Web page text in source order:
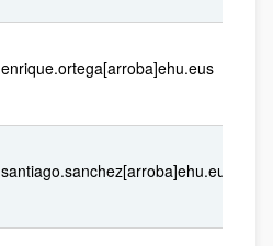
enrique.ortega[arroba]ehu.eus
santiago.sanchez[arroba]ehu.eus